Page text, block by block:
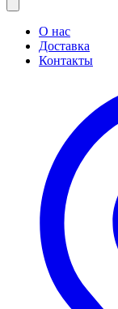
О нас
Доставка
Контакты